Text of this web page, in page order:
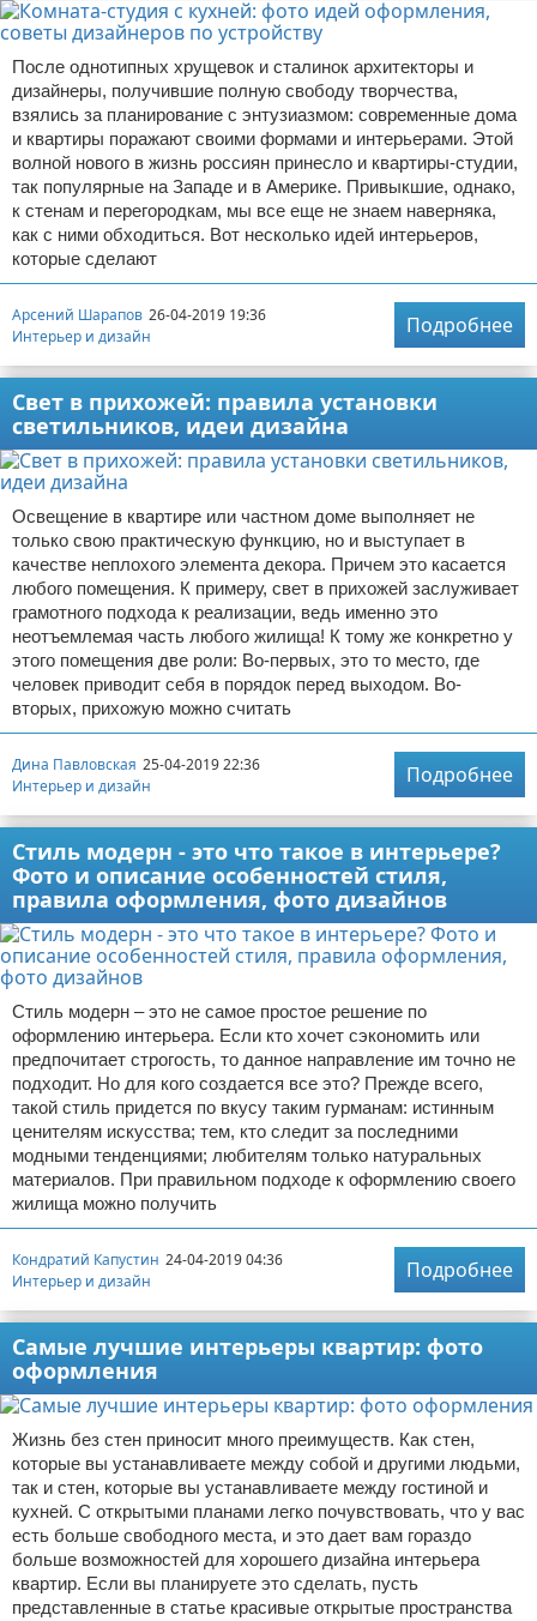
После однотипных хрущевок и сталинок архитекторы и
дизайнеры, получившие полную свободу творчества,
взялись за планирование с энтузиазмом: современные дома
и квартиры поражают своими формами и интерьерами. Этой
волной нового в жизнь россиян принесло и квартиры-студии,
так популярные на Западе и в Америке. Привыкшие, однако,
к стенам и перегородкам, мы все еще не знаем наверняка,
как с ними обходиться. Вот несколько идей интерьеров,
которые сделают
Арсений Шарапов 26-04-2019 19:36
Интерьер и дизайн
Подробнее
Свет в прихожей: правила установки
светильников, идеи дизайна
Освещение в квартире или частном доме выполняет не
только свою практическую функцию, но и выступает в
качестве неплохого элемента декора. Причем это касается
любого помещения. К примеру, свет в прихожей заслуживает
грамотного подхода к реализации, ведь именно это
неотъемлемая часть любого жилища! К тому же конкретно у
этого помещения две роли: Во-первых, это то место, где
человек приводит себя в порядок перед выходом. Во-
вторых, прихожую можно считать
Дина Павловская 25-04-2019 22:36
Интерьер и дизайн
Подробнее
Стиль модерн - это что такое в интерьере?
Фото и описание особенностей стиля,
правила оформления, фото дизайнов
Стиль модерн – это не самое простое решение по
оформлению интерьера. Если кто хочет сэкономить или
предпочитает строгость, то данное направление им точно не
подходит. Но для кого создается все это? Прежде всего,
такой стиль придется по вкусу таким гурманам: истинным
ценителям искусства; тем, кто следит за последними
модными тенденциями; любителям только натуральных
материалов. При правильном подходе к оформлению своего
жилища можно получить
Кондратий Капустин 24-04-2019 04:36
Интерьер и дизайн
Подробнее
Самые лучшие интерьеры квартир: фото
оформления
Жизнь без стен приносит много преимуществ. Как стен,
которые вы устанавливаете между собой и другими людьми,
так и стен, которые вы устанавливаете между гостиной и
кухней. С открытыми планами легко почувствовать, что у вас
есть больше свободного места, и это дает вам гораздо
больше возможностей для хорошего дизайна интерьера
квартир. Если вы планируете это сделать, пусть
представленные в статье красивые открытые пространства